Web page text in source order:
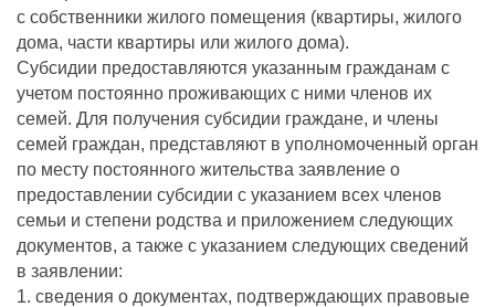
с собственники жилого помещения (квартиры, жилого
дома, части квартиры или жилого дома).
Субсидии предоставляются указанным гражданам с
учетом постоянно проживающих с ними членов их
семей. Для получения субсидии граждане, и члены
семей граждан, представляют в уполномоченный орган
по месту постоянного жительства заявление о
предоставлении субсидии с указанием всех членов
семьи и степени родства и приложением следующих
документов, а также с указанием следующих сведений
в заявлении:
1. сведения о документах, подтверждающих правовые